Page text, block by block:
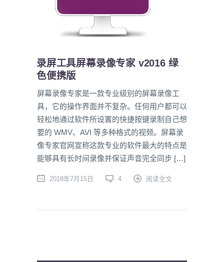
录屏工具屏幕录像专家 v2016 绿
色便携版
屏幕录像专家是一款专业级别的屏幕录像工
具，它的操作界面并不复杂。任何用户都可以
轻松地通过软件所设置的快捷按键录制自己想
要的 WMV、AVI 等多种格式的视频。屏幕录
像专家官网宣称这款专业的软件最大的特点是
能够具有长时间录像并保证声音完全同步 […]
2018年7月15日 4 阅读全文